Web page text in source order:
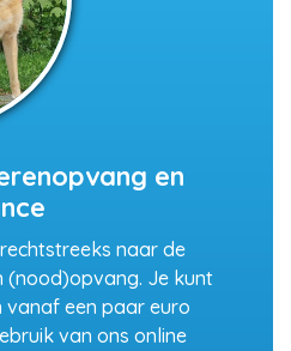
en
naar de
(nood)opvang. Je kunt
een paar euro
van ons online